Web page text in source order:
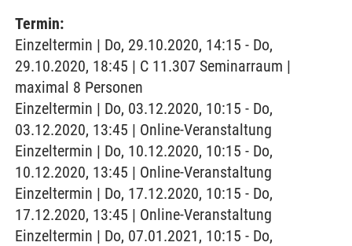
Termin:
Einzeltermin | Do, 29.10.2020, 14:15 - Do,
29.10.2020, 18:45 | C 11.307 Seminarraum |
maximal 8 Personen
Einzeltermin | Do, 03.12.2020, 10:15 - Do,
03.12.2020, 13:45 | Online-Veranstaltung
Einzeltermin | Do, 10.12.2020, 10:15 - Do,
10.12.2020, 13:45 | Online-Veranstaltung
Einzeltermin | Do, 17.12.2020, 10:15 - Do,
17.12.2020, 13:45 | Online-Veranstaltung
Einzeltermin | Do, 07.01.2021, 10:15 - Do,